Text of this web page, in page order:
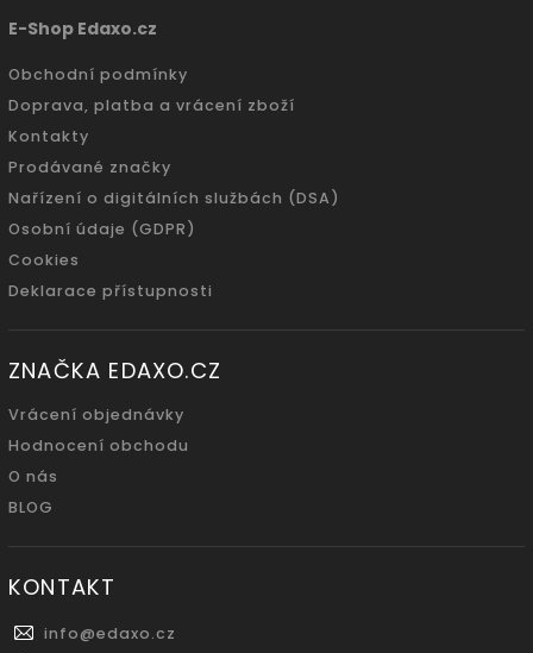
E-Shop Edaxo.cz
Obchodní podmínky
Doprava, platba a vrácení zboží
Kontakty
Prodávané značky
Nařízení o digitálních službách (DSA)
Osobní údaje (GDPR)
Cookies
Deklarace přístupnosti
ZNAČKA EDAXO.CZ
Vrácení objednávky
Hodnocení obchodu
O nás
BLOG
KONTAKT
info@edaxo.cz